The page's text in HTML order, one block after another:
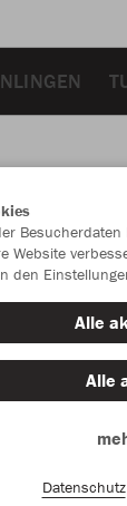
Website
den
Alle
Alle
Datenschutz